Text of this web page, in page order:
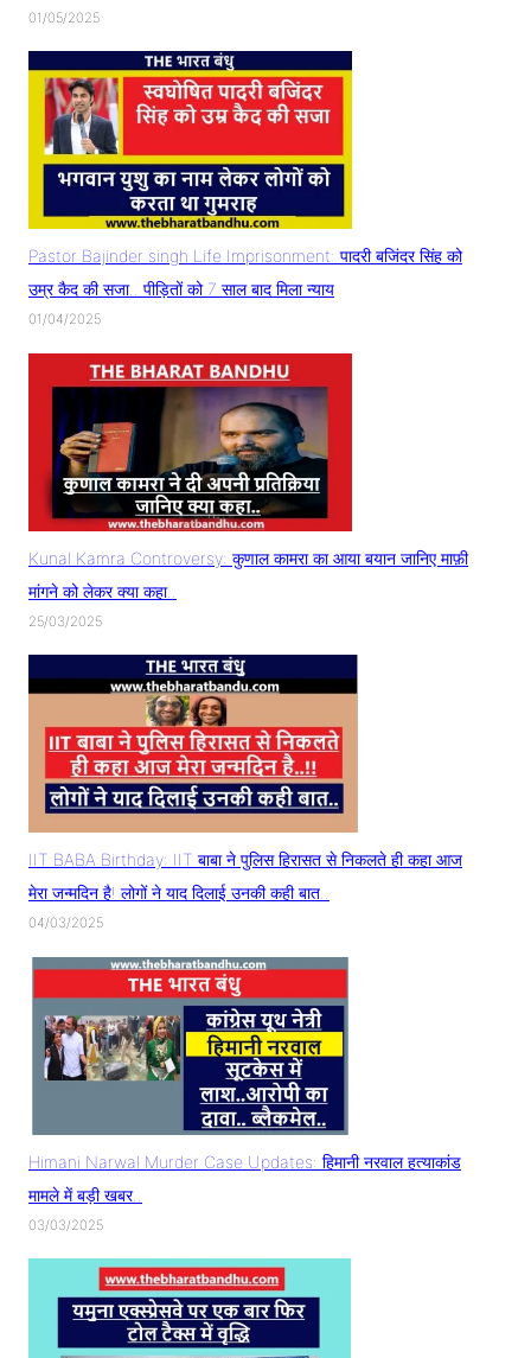
01/05/2025
Pastor Bajinder singh Life Imprisonment: पादरी बजिंदर सिंह को
उम्र कैद की सजा.. पीड़ितों को 7 साल बाद मिला न्याय
01/04/2025
Kunal Kamra Controversy: कुणाल कामरा का आया बयान जानिए माफ़ी
मांगने को लेकर क्या कहा..
25/03/2025
IIT BABA Birthday: IIT बाबा ने पुलिस हिरासत से निकलते ही कहा आज
मेरा जन्मदिन है! लोगों ने याद दिलाई उनकी कही बात..
04/03/2025
Himani Narwal Murder Case Updates: हिमानी नरवाल हत्याकांड
मामले में बड़ी खबर..
03/03/2025